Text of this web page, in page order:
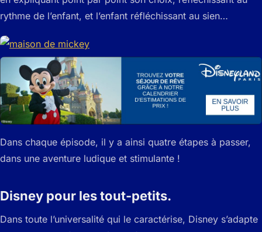
rythme de l’enfant, et l’enfant réfléchissant au sien…
Dans chaque épisode, il y a ainsi quatre étapes à passer,
dans une aventure ludique et stimulante !
Disney pour les tout-petits.
Dans toute l’universalité qui le caractérise, Disney s’adapte